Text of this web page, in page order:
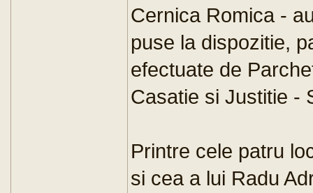
Cernica Romica -
puse la dispozitie,
efectuate de
Casatie si Justitie -
Printre cele patru
si cea a lui Radu